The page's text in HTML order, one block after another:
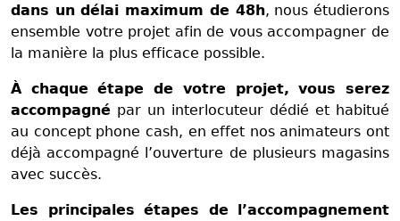
dans un délai maximum de 48h, nous étudierons
ensemble votre projet afin de vous accompagner de
la manière la plus efficace possible.
À chaque étape de votre projet, vous serez
accompagné par un interlocuteur dédié et habitué
au concept phone cash, en effet nos animateurs ont
déjà accompagné l’ouverture de plusieurs magasins
avec succès.
Les principales étapes de l’accompagnement